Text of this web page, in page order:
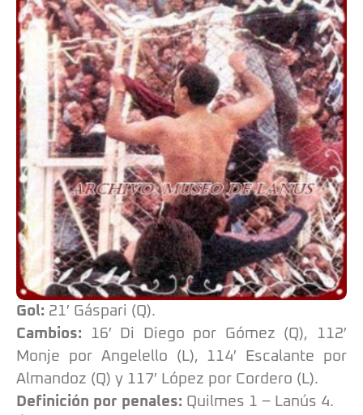
Gol: 21′ Gáspari (Q).
Cambios: 16′ Di Diego por Gómez (Q), 112′
Monje por Angelello (L), 114′ Escalante por
Almandoz (Q) y 117′ López por Cordero (L).
Definición por penales: Quilmes 1 – Lanús 4.